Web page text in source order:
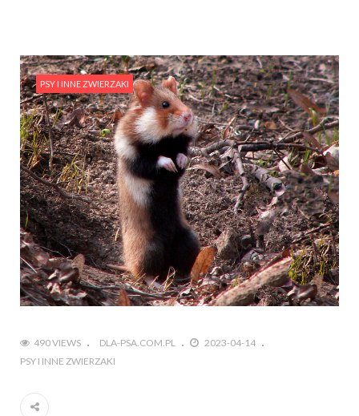
PSY I INNE ZWIERZAKI
490 VIEWS DLA-PSA.COM.PL
2023-04-14
PSY I INNE ZWIERZAKI